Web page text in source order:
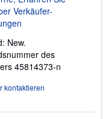
New.
des
45814373-n
kontaktieren